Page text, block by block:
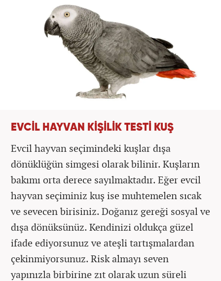
EVCİL HAYVAN KİŞİLİK TESTİ KUŞ
Evcil hayvan seçimindeki kuşlar dışa
dönüklüğün simgesi olarak bilinir. Kuşların
bakımı orta derece sayılmaktadır. Eğer evcil
hayvan seçiminiz kuş ise muhtemelen sıcak
ve sevecen birisiniz. Doğanız gereği sosyal ve
dışa dönüksünüz. Kendinizi oldukça güzel
ifade ediyorsunuz ve ateşli tartışmalardan
çekinmiyorsunuz. Risk almayı seven
yapınızla birbirine zıt olarak uzun süreli